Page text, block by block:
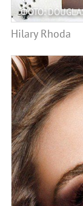
ФОТО:
Hilary Rhoda